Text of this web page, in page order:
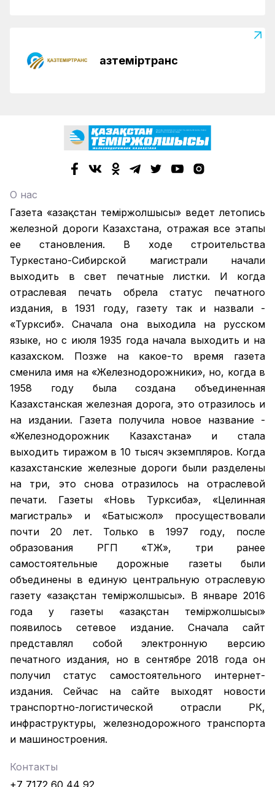
Қазтеміртранс
О нас
Газета «Қазақстан теміржолшысы» ведет летопись
железной дороги Казахстана, отражая все этапы
ее становления. В ходе строительства
Туркестано-Сибирской магистрали начали
выходить в свет печатные листки. И когда
отраслевая печать обрела статус печатного
издания, в 1931 году, газету так и назвали -
«Турксиб». Сначала она выходила на русском
языке, но с июля 1935 года начала выходить и на
казахском. Позже на какое-то время газета
сменила имя на «Железнодорожники», но, когда в
1958 году была создана объединенная
Казахстанская железная дорога, это отразилось и
на издании. Газета получила новое название -
«Железнодорожник Казахстана» и стала
выходить тиражом в 10 тысяч экземпляров. Когда
казахстанские железные дороги были разделены
на три, это снова отразилось на отраслевой
печати. Газеты «Новь Турксиба», «Целинная
магистраль» и «Батысжол» просуществовали
почти 20 лет. Только в 1997 году, после
образования РГП «ҚТЖ», три ранее
самостоятельные дорожные газеты были
объединены в единую центральную отраслевую
газету «Қазақстан темiржолшысы». В январе 2016
года у газеты «Қазақстан теміржолшысы»
появилось сетевое издание. Сначала сайт
представлял собой электронную версию
печатного издания, но в сентябре 2018 года он
получил статус самостоятельного интернет-
издания. Сейчас на сайте выходят новости
транспортно-логистической отрасли РК,
инфраструктуры, железнодорожного транспорта
и машиностроения.
Контакты
+7 7172 60 44 92